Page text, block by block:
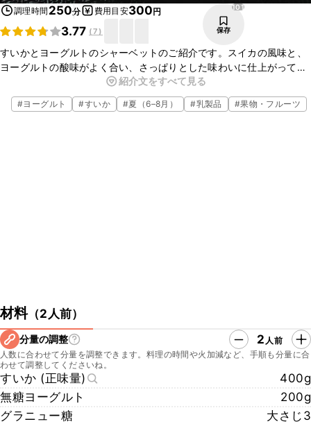
調理時間 250分 費用目安300円
3.77 (7)
101
保存
すいかとヨーグルトのシャーベットのご紹介です。スイカの風味と、
ヨーグルトの酸味がよく合い、さっぱりとした味わいに仕上がってま
す。スイカを消費したい時や、違った味わいを楽しみたい時に、ぜひ
お試しくださいね。
紹介文をすべて見る
#ヨーグルト #すいか #夏（6–8月） #乳製品 #果物・フルーツ
材料（2人前）
分量の調整 2 人前
人数に合わせて分量を調整できます。料理の時間や火加減など、手順も分量に合
わせて調整してくださいね。
すいか (正味量)
400g
無糖ヨーグルト
200g
グラニュー糖
大さじ3